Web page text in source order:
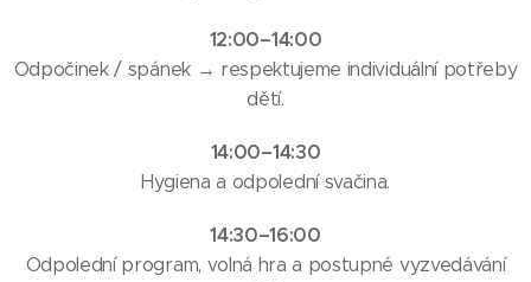
12:00–14:00
Odpočinek / spánek → respektujeme individuální potřeby
dětí.
14:00–14:30
Hygiena a odpolední svačina.
14:30–16:00
Odpolední program, volná hra a postupné vyzvedávání